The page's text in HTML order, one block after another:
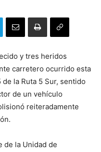
y tres heridos
carretero ocurrido esta
la Ruta 5 Sur, sentido
de un vehículo
reiteradamente
de la Unidad de